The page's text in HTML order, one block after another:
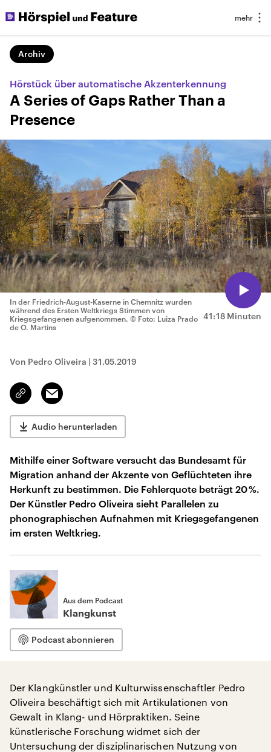
Archiv
Hörstück über automatische Akzenterkennung
A Series of Gaps Rather Than a
Presence
41:18 Minuten
In der Friedrich-August-Kaserne in Chemnitz wurden
während des Ersten Weltkriegs Stimmen von
Kriegsgefangenen aufgenommen. © Foto: Luiza Prado
de O. Martins
Von Pedro Oliveira | 31.05.2019
Link
kopieren/teilen
Email
Audio herunterladen
Mithilfe einer Software versucht das Bundesamt für
Migration anhand der Akzente von Geflüchteten ihre
Herkunft zu bestimmen. Die Fehlerquote beträgt 20 %.
Der Künstler Pedro Oliveira sieht Parallelen zu
phonographischen Aufnahmen mit Kriegsgefangenen
im ersten Weltkrieg.
Aus dem Podcast
Klangkunst
Podcast abonnieren
Der Klangkünstler und Kulturwissenschaftler Pedro
Oliveira beschäftigt sich mit Artikulationen von
Gewalt in Klang- und Hörpraktiken. Seine
künstlerische Forschung widmet sich der
Untersuchung der disziplinarischen Nutzung von